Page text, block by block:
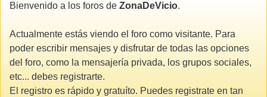
Bienvenido a los foros de ZonaDeVicio.
Actualmente estás viendo el foro como visitante. Para
poder escribir mensajes y disfrutar de todas las opciones
del foro, como la mensajería privada, los grupos sociales,
etc... debes registrarte.
El registro es rápido y gratuíto. Puedes registrate en tan